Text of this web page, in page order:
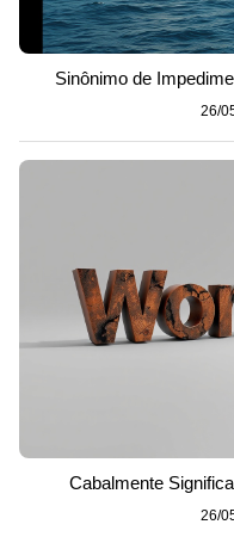
Sinônimo de
26/
Cabalmente
26/